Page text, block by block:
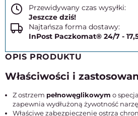
Przewidywany czas wysyłki:
Jeszcze dziś!
Najtańsza forma dostawy:
InPost Paczkomat® 24/7 -
OPIS PRODUKTU
Właściwości i
Z ostrzem pełnowęglikowym o
zapewnia wydłużoną żywotność
Właściwe zabezpieczenie ostrza